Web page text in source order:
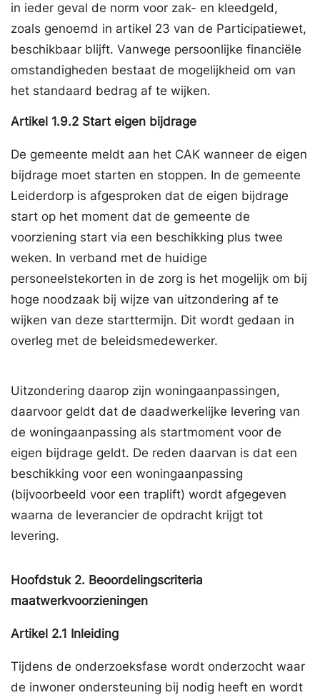
in ieder geval de norm voor zak- en kleedgeld,
zoals genoemd in artikel 23 van de Participatiewet,
beschikbaar blijft. Vanwege persoonlijke financiële
omstandigheden bestaat de mogelijkheid om van
het standaard bedrag af te wijken.
Artikel 1.9.2 Start eigen bijdrage
De gemeente meldt aan het CAK wanneer de eigen
bijdrage moet starten en stoppen. In de gemeente
Leiderdorp is afgesproken dat de eigen bijdrage
start op het moment dat de gemeente de
voorziening start via een beschikking plus twee
weken. In verband met de huidige
personeelstekorten in de zorg is het mogelijk om bij
hoge noodzaak bij wijze van uitzondering af te
wijken van deze starttermijn. Dit wordt gedaan in
overleg met de beleidsmedewerker.
Uitzondering daarop zijn woningaanpassingen,
daarvoor geldt dat de daadwerkelijke levering van
de woningaanpassing als startmoment voor de
eigen bijdrage geldt. De reden daarvan is dat een
beschikking voor een woningaanpassing
(bijvoorbeeld voor een traplift) wordt afgegeven
waarna de leverancier de opdracht krijgt tot
levering.
Hoofdstuk 2. Beoordelingscriteria
maatwerkvoorzieningen
Artikel 2.1 Inleiding
Tijdens de onderzoeksfase wordt onderzocht waar
de inwoner ondersteuning bij nodig heeft en wordt